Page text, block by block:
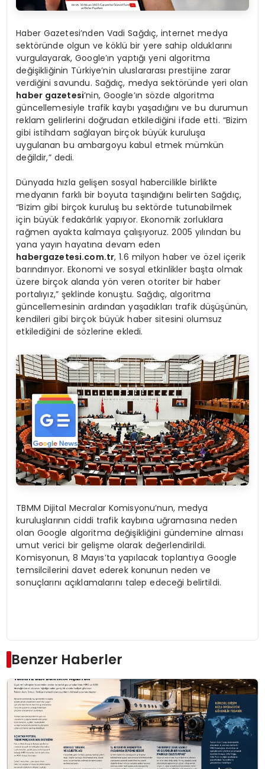
Haber Gazetesi’nden Vadi Sağdıç, internet medya
sektöründe olgun ve köklü bir yere sahip olduklarını
vurgulayarak, Google’ın yaptığı yeni algoritma
değişikliğinin Türkiye’nin uluslararası prestijine zarar
verdiğini savundu. Sağdıç, medya sektöründe yeri olan
haber gazetesi’nin, Google’ın sözde algoritma
güncellemesiyle trafik kaybı yaşadığını ve bu durumun
reklam gelirlerini doğrudan etkilediğini ifade etti. “Bizim
gibi istihdam sağlayan birçok büyük kuruluşa
uygulanan bu ambargoyu kabul etmek mümkün
değildir,” dedi.
Dünyada hızla gelişen sosyal habercilikle birlikte
medyanın farklı bir boyuta taşındığını belirten Sağdıç,
“Bizim gibi birçok kuruluş bu sektörde tutunabilmek
için büyük fedakârlık yapıyor. Ekonomik zorluklara
rağmen ayakta kalmaya çalışıyoruz. 2005 yılından bu
yana yayın hayatına devam eden
habergazetesi.com.tr, 1.6 milyon haber ve özel içerik
barındırıyor. Ekonomi ve sosyal etkinlikler başta olmak
üzere birçok alanda yön veren otoriter bir haber
portalıyız,” şeklinde konuştu. Sağdıç, algoritma
güncellemesinin ardından yaşadıkları trafik düşüşünün,
kendileri gibi birçok büyük haber sitesini olumsuz
etkilediğini de sözlerine ekledi.
TBMM Dijital Mecralar Komisyonu’nun, medya
kuruluşlarının ciddi trafik kaybına uğramasına neden
olan Google algoritma değişikliğini gündemine alması
umut verici bir gelişme olarak değerlendirildi.
Komisyonun, 8 Mayıs’ta yapılacak toplantıya Google
temsilcilerini davet ederek konunun neden ve
sonuçlarını açıklamalarını talep edeceği belirtildi.
Benzer Haberler